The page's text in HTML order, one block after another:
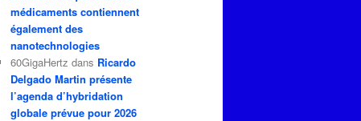
médicaments contiennent
également des
nanotechnologies
60GigaHertz dans Ricardo
Delgado Martin présente
l’agenda d’hybridation
globale prévue pour 2026